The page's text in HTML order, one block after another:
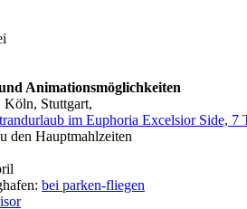
Animationsmöglichkeiten
Stuttgart,
im Euphoria Excelsior Side, 7
den Hauptmahlzeiten
bei parken-fliegen